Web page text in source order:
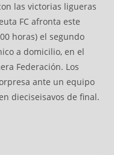
las victorias ligueras
FC afronta este
horas) el segundo
a domicilio, en el
Federación. Los
ante un equipo
dieciseisavos de final.